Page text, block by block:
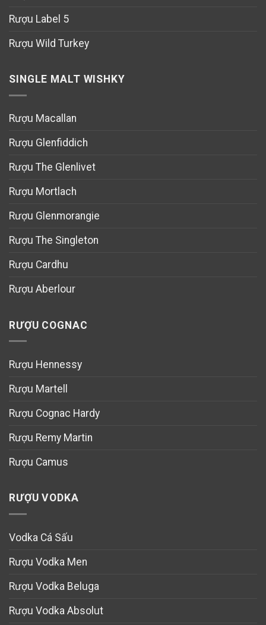
Rượu Label 5
Rượu Wild Turkey
SINGLE MALT WISHKY
Rượu Macallan
Rượu Glenfiddich
Rượu The Glenlivet
Rượu Mortlach
Rượu Glenmorangie
Rượu The Singleton
Rượu Cardhu
Rượu Aberlour
RƯỢU COGNAC
Rượu Hennessy
Rượu Martell
Rượu Cognac Hardy
Rượu Remy Martin
Rượu Camus
RƯỢU VODKA
Vodka Cá Sấu
Rượu Vodka Men
Rượu Vodka Beluga
Rượu Vodka Absolut